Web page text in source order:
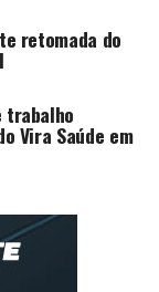
retomada do
trabalho
Vira Saúde em